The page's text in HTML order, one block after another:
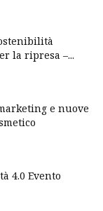
la ripresa –...
e nuove
4.0 Evento